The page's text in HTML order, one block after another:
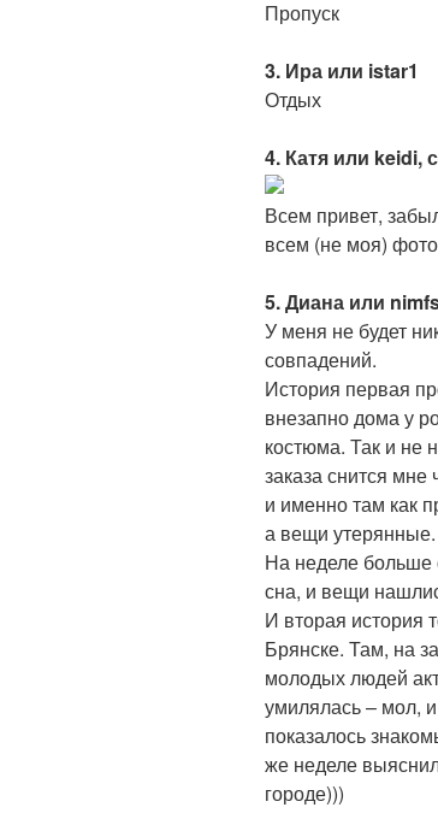
Пропуск
3. Ира или istar1
Отдых
4. Катя или keidi,
Всем привет,
всем (не моя)
5. Диана или
У меня не будет
совпадений.
История первая
внезапно дома у
костюма. Так и не
заказа снится
и именно там как
а вещи утерянные.
На неделе больше
сна, и вещи
И вторая история
Брянске. Там, на
молодых людей
умилялась – мол,
показалось
же неделе
городе)))